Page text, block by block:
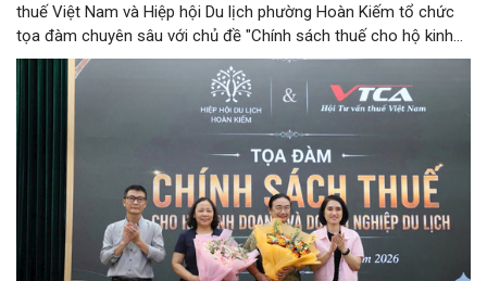
thuế Việt Nam và Hiệp hội Du lịch phường Hoàn Kiếm tổ chức
tọa đàm chuyên sâu với chủ đề "Chính sách thuế cho hộ kinh
doanh và doanh nghiệp du lịch".